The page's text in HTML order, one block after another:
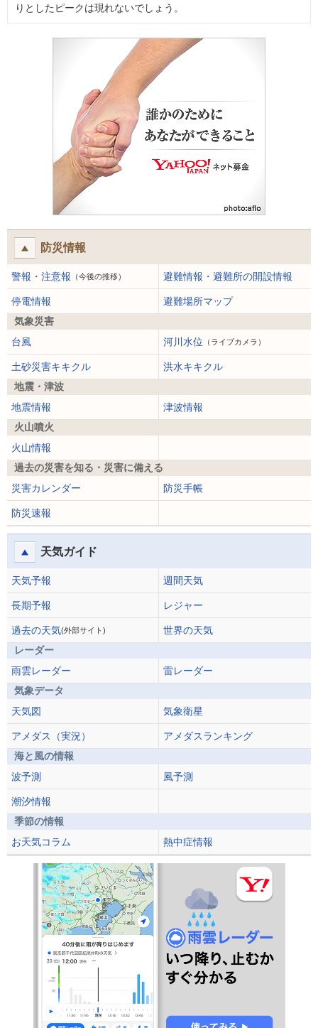
りとしたピークは現れないでしょう。
防災情報
警報・注意報 （今後の推移） 避難情報・避難所の開設情報
停電情報
避難場所マップ
気象災害
台風
河川水位 （ライブカメラ）
土砂災害キキクル
洪水キキクル
地震・津波
地震情報
津波情報
火山噴火
火山情報
過去の災害を知る・災害に備える
災害カレンダー
防災手帳
防災速報
天気ガイド
天気予報 週間天気
長期予報 レジャー
過去の天気(外部サイト)
世界の天気
レーダー
雨雲レーダー
雷レーダー
気象データ
天気図
気象衛星
アメダス（実況）
アメダスランキング
海と風の情報
波予測
風予測
潮汐情報
季節の情報
お天気コラム
熱中症情報